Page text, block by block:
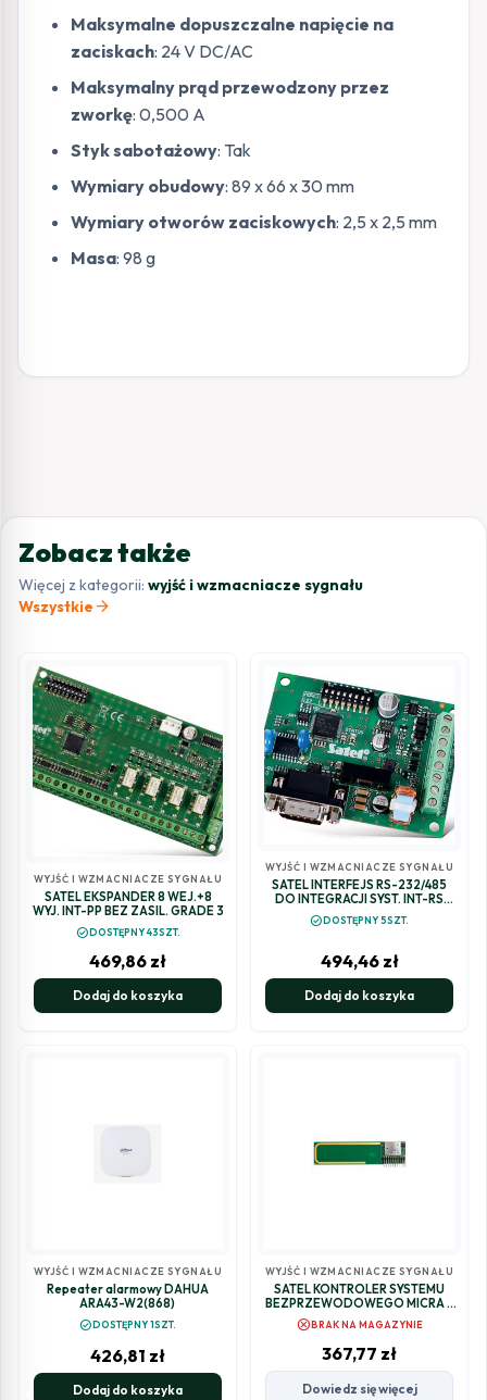
Maksymalne dopuszczalne napięcie na
zaciskach: 24 V DC/AC
Maksymalny prąd przewodzony przez
zworkę: 0,500 A
Styk sabotażowy: Tak
Wymiary obudowy: 89 x 66 x 30 mm
Wymiary otworów zaciskowych: 2,5 x 2,5 mm
Masa: 98 g
Zobacz także
Więcej z kategorii: wyjść i wzmacniacze sygnału
Wszystkie arrow_forward
WYJŚĆ I WZMACNIACZE SYGNAŁU
SATEL EKSPANDER 8 WEJ.+8
WYJ. INT-PP BEZ ZASIL. GRADE 3
check_circleDOSTĘPNY 43SZT.
469,86 zł
Dodaj do koszyka
WYJŚĆ I WZMACNIACZE SYGNAŁU
SATEL INTERFEJS RS-232/485
DO INTEGRACJI SYST. INT-RS
PLUS
check_circleDOSTĘPNY 5SZT.
494,46 zł
Dodaj do koszyka
WYJŚĆ I WZMACNIACZE SYGNAŁU
Repeater alarmowy DAHUA
ARA43-W2(868)
check_circleDOSTĘPNY 1SZT.
426,81 zł
Dodaj do koszyka
WYJŚĆ I WZMACNIACZE SYGNAŁU
SATEL KONTROLER SYSTEMU
BEZPRZEWODOWEGO MICRA -
PERFECTA-RF
cancelBRAK NA MAGAZYNIE
367,77 zł
Dowiedz się więcej